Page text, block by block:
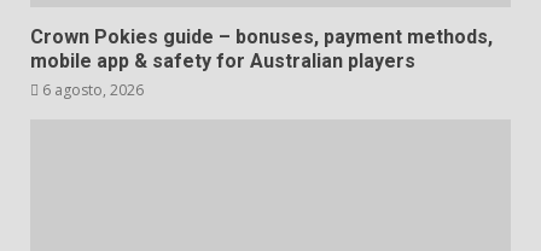
Crown Pokies guide – bonuses, payment methods,
mobile app & safety for Australian players
6 agosto, 2026